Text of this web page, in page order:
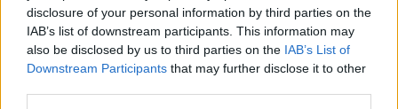
disclosure of your personal information by third parties on the
IAB’s list of downstream participants. This information may
also be disclosed by us to third parties on the IAB’s List of
Downstream Participants that may further disclose it to other
16:56
Καύσωνας και ξηρασία "χτυπούν" την αγροτική παραγωγή
και στην Κρήτη